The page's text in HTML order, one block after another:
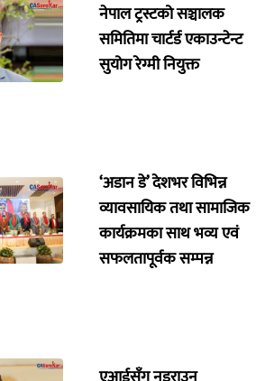
नेपाल ट्रस्टको सञ्चालक
समितिमा चार्टर्ड एकाउन्टेन्ट
सुयोग रेग्मी नियुक्त
‘अडान डे’ देशभर विभिन्न
व्यावसायिक तथा सामाजिक
कार्यक्रमका साथ भव्य एवं
सफलतापूर्वक सम्पन्न